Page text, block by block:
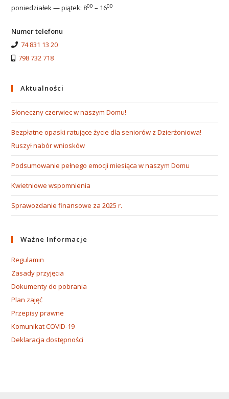
poniedziałek — piątek: 800 – 1600
Numer telefonu
74 831 13 20
798 732 718
Aktualności
Słoneczny czerwiec w naszym Domu!
Bezpłatne opaski ratujące życie dla seniorów z Dzierżoniowa!
Ruszył nabór wniosków
Podsumowanie pełnego emocji miesiąca w naszym Domu
Kwietniowe wspomnienia
Sprawozdanie finansowe za 2025 r.
Ważne Informacje
Regulamin
Zasady przyjęcia
Dokumenty do pobrania
Plan zajęć
Przepisy prawne
Komunikat COVID-19
Deklaracja dostępności